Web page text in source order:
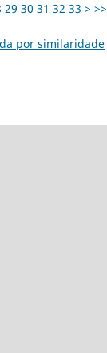
29 30 31 32 33 > >>
por similaridade